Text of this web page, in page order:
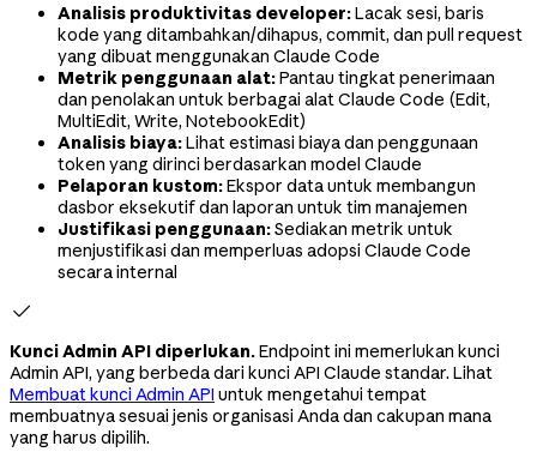
Analisis produktivitas developer:Lacak sesi, baris
kode yang ditambahkan/dihapus, commit, dan pull request
yang dibuat menggunakan Claude Code
Metrik penggunaan alat:Pantau tingkat penerimaan
dan penolakan untuk berbagai alat Claude Code (Edit,
MultiEdit, Write, NotebookEdit)
Analisis biaya:Lihat estimasi biaya dan penggunaan
token yang dirinci berdasarkan model Claude
Pelaporan kustom:Ekspor data untuk membangun
dasbor eksekutif dan laporan untuk tim manajemen
Justifikasi penggunaan:Sediakan metrik untuk
menjustifikasi dan memperluas adopsi Claude Code
secara internal

Kunci Admin API diperlukan.Endpoint ini memerlukan kunci
Admin API, yang berbeda dari kunci API Claude standar. Lihat
Membuat kunci Admin API untuk mengetahui tempat
membuatnya sesuai jenis organisasi Anda dan cakupan mana
yang harus dipilih.